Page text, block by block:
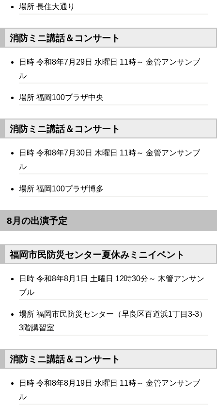
場所 長住大通り
消防ミニ講話＆コンサート
日時 令和8年7月29日 水曜日 11時～ 金管アンサンブ
ル
場所 福岡100プラザ中央
消防ミニ講話＆コンサート
日時 令和8年7月30日 木曜日 11時～ 金管アンサンブ
ル
場所 福岡100プラザ博多
8月の出演予定
福岡市民防災センター夏休みミニイベント
日時 令和8年8月1日 土曜日 12時30分～ 木管アンサン
ブル
場所 福岡市民防災センター（早良区百道浜1丁目3-3）
3階講習室
消防ミニ講話＆コンサート
日時 令和8年8月19日 水曜日 11時～ 金管アンサンブ
ル